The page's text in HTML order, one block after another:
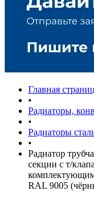
Главная
•
Радиаторы,
•
Радиаторы
•
Радиатор
секции с т/
RAL 9005